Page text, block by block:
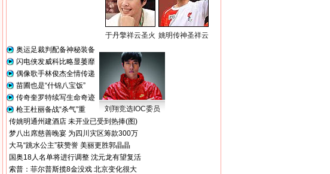
于丹擎祥云圣火 姚明传神圣祥云
奥运足裁判配备神秘装备
闪电侠发威科比略显萎靡
偶像歌手林俊杰全情传递
苗圃也是“什锦八宝饭”
传奇奎罗特续写生命奇迹
枪王杜丽备战“杀气”重
刘翔竞选IOC委员
传姚明通州建酒店 未开业已受到热捧(图)
梦八出席慈善晚宴 为四川灾区筹款300万
大马“跳水公主”获赞誉 美丽更胜郭晶晶
国奥18人名单将进行调整 沈元龙有望复活
索普：菲尔普斯揽8金没戏 北京变化很大